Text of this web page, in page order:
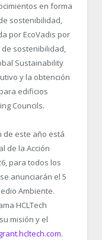
en forma
sostenibilidad,
por EcoVadis por
sostenibilidad,
Sustainability
y la obtención
edificios
Councils.
de este año está
de la Acción
para todos los
anunciarán el 5
Ambiente.
HCLTech
misión y el
.